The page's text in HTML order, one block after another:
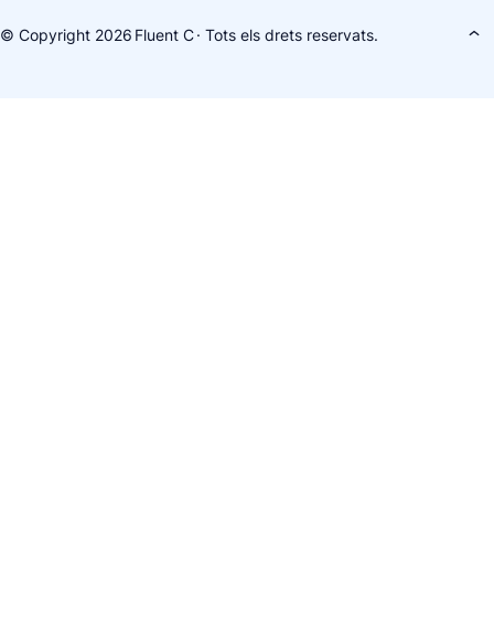
© Copyright 2026 Fluent C· Tots els drets reservats.